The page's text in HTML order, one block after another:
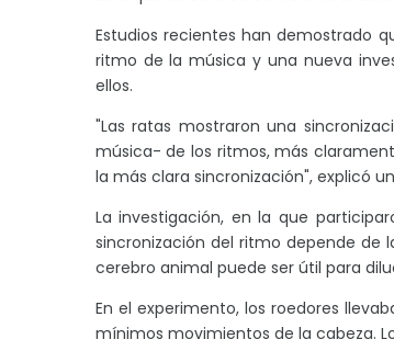
Estudios recientes han demostrado
ritmo de la música y una nueva
ellos.
"Las ratas mostraron una
música- de los ritmos, más
la más clara sincronización", explicó
La investigación, en la que
sincronización del ritmo depende de
cerebro animal puede ser útil para
En el experimento, los roedores
mínimos movimientos de la cabeza.